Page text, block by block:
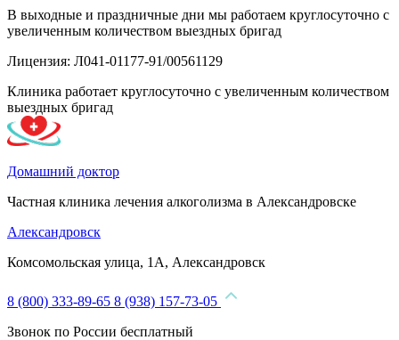
В выходные и праздничные дни мы работаем круглосуточно с
увеличенным количеством выездных бригад
Лицензия: Л041-01177-91/00561129
Клиника работает круглосуточно с увеличенным количеством
выездных бригад
Домашний доктор
Частная клиника лечения алкоголизма в Александровске
Александровск
Комсомольская улица, 1А, Александровск
8 (800) 333-89-65 8 (938) 157-73-05
Звонок по России бесплатный